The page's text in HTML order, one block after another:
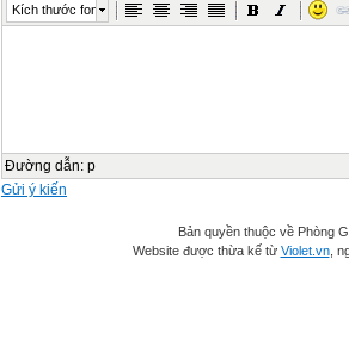
Kích thước font
Đường dẫn: p
Gửi ý kiến
Bản quyền thuộc về Phòng
Website được thừa kế từ Violet.vn,